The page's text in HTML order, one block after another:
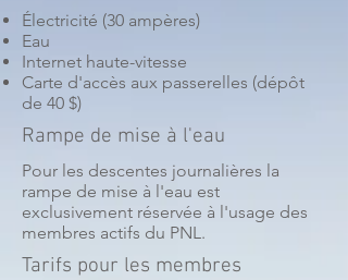
Électricité (30 ampères)
Eau
Internet haute-vitesse
Carte d'accès aux passerelles (dépôt
de 40 $)
Rampe de mise à l'eau
Pour les descentes journalières la
rampe de mise à l'eau est
exclusivement réservée à l'usage des
membres actifs du PNL.
Tarifs pour les membres